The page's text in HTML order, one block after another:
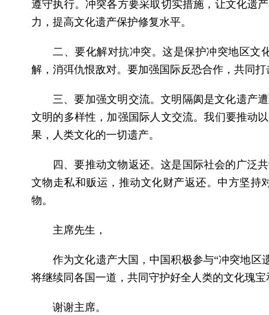
遵守执行。冲突各方要采取切实措施，让文化遗
力，提高文化遗产保护修复水平。
二、要化解对抗冲突。这是保护冲突地区文
解，消弭仇恨敌对。要加强国际反恐合作，共同
三、要加强文明交流。文明隔阂是文化遗产
文明的多样性，加强国际人文交流。我们要推动
果，人类文化的一切遗产。
四、要推动文物返还。这是国际社会的广泛
文物走私和贩运，推动文化财产返还。中方坚持
物。
主席先生，
作为文化遗产大国，中国积极参与“冲突地区
将继续同各国一道，共同守护好全人类的文化瑰宝
谢谢主席。